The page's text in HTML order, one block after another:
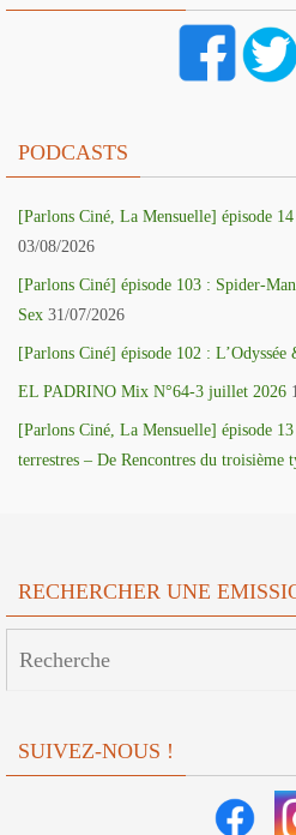
PODCASTS
[Parlons Ciné, La Mensuelle] épisode
03/08/2026
[Parlons Ciné] épisode 103 : Spider-
Sex 31/07/2026
[Parlons Ciné] épisode 102 :
EL PADRINO Mix N°64-3 juillet 2026
[Parlons Ciné, La Mensuelle] épisode
terrestres – De Rencontres du troisième
RECHERCHER UNE
SUIVEZ-NOUS !